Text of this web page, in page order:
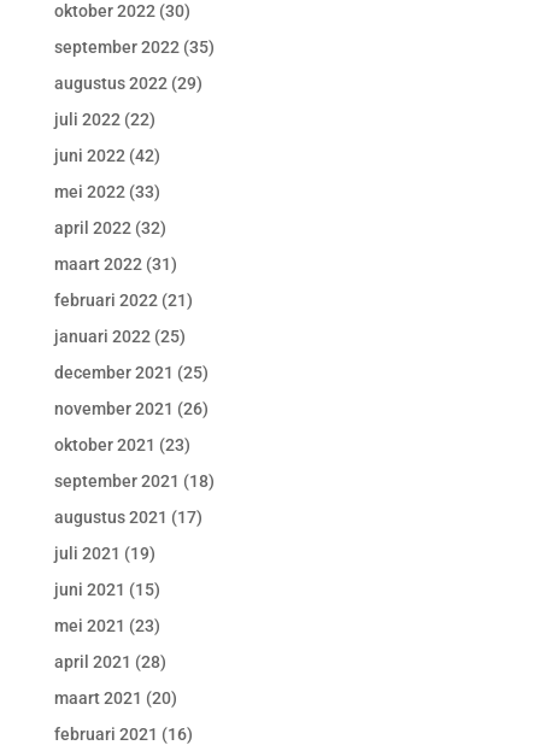
oktober 2022 (30)
september 2022 (35)
augustus 2022 (29)
juli 2022 (22)
juni 2022 (42)
mei 2022 (33)
april 2022 (32)
maart 2022 (31)
februari 2022 (21)
januari 2022 (25)
december 2021 (25)
november 2021 (26)
oktober 2021 (23)
september 2021 (18)
augustus 2021 (17)
juli 2021 (19)
juni 2021 (15)
mei 2021 (23)
april 2021 (28)
maart 2021 (20)
februari 2021 (16)